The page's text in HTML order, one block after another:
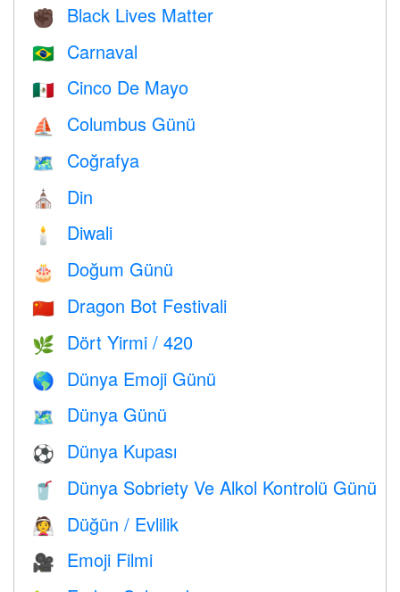
✊🏿 Black Lives Matter
🇧🇷 Carnaval
🇲🇽 Cinco De Mayo
⛵️ Columbus Günü
🗺 Coğrafya
⛪️ Din
🕯 Diwali
🎂 Doğum Günü
🇨🇳 Dragon Bot Festivali
🌿 Dört Yirmi / 420
🌎 Dünya Emoji Günü
🗺️ Dünya Günü
⚽ Dünya Kupası
🥤 Dünya Sobriety Ve Alkol Kontrolü Günü
👰 Düğün / Evlilik
🎥 Emoji Filmi